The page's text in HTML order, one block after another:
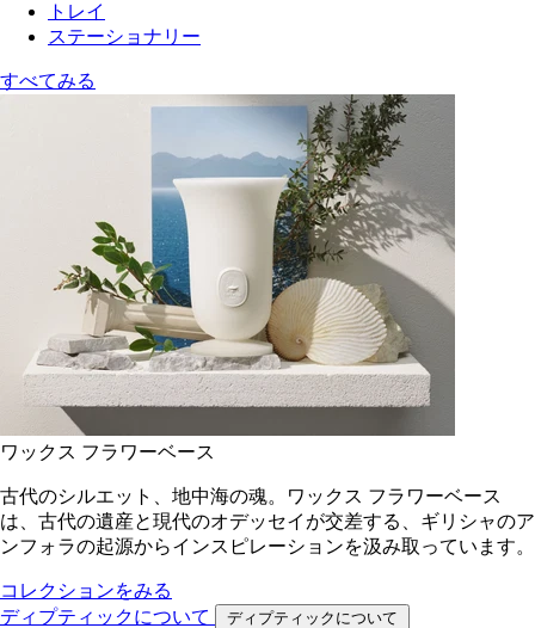
トレイ
ステーショナリー
すべてみる
ワックス フラワーベース
古代のシルエット、地中海の魂。ワックス フラワーベース
は、古代の遺産と現代のオデッセイが交差する、ギリシャのア
ンフォラの起源からインスピレーションを汲み取っています。
コレクションをみる
ディプティックについて
ディプティックについて